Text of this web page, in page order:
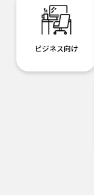
ビジネス向け